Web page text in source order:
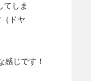
てしま
ドヤ
じです！